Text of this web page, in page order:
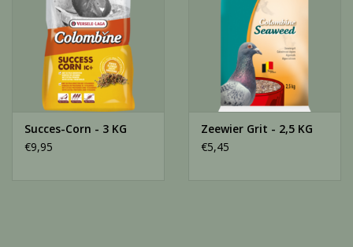
Succes-Corn - 3 KG
€9,95
Zeewier Grit - 2,5 KG
€5,45